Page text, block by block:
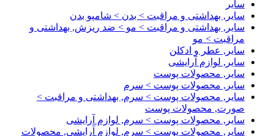
سایر
سایر, بهداشتی و مراقبت > بدن > شامپو بدن
سایر, بهداشتی و مراقبت > مو > ضد ریزش, بهداشتی و
مراقبت > مو
سایر, عطر و ادکلن
سایر, لوازم آرایشی
سایر, محصولات پوست
سایر, محصولات پوست > سرم
سایر, محصولات پوست > سرم, بهداشتی و مراقبت >
صورت, محصولات پوست
سایر, محصولات پوست > سرم, لوازم آرایشی
سایر, محصولات پوست > سرم, لوازم آرایشی, محصولات